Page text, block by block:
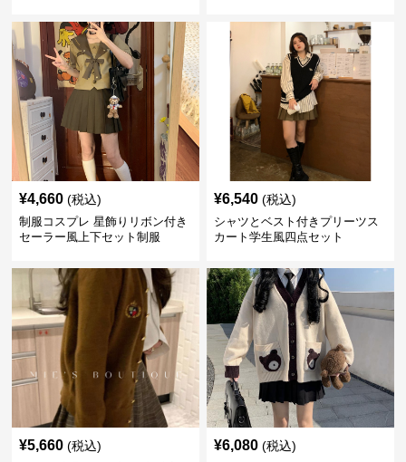
¥4,660 (税込)
制服コスプレ 星飾りリボン付き
セーラー風上下セット制服
¥6,540 (税込)
シャツとベスト付きプリーツス
カート学生風四点セット
¥5,660 (税込) ¥6,080 (税込)